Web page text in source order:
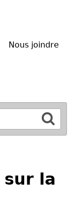
Nous joindre
la